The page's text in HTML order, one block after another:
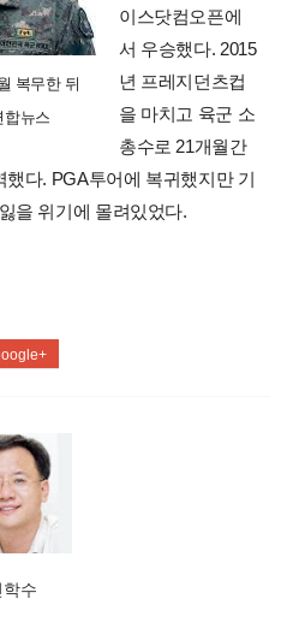
복무한 뒤
합뉴스
이스닷컴오픈에
서 우승했다. 2015
년 프레지던츠컵
을 마치고 육군 소
총수로 21개월간
다. PGA투어에 복귀했지만 기
을 위기에 몰려있었다.
학수